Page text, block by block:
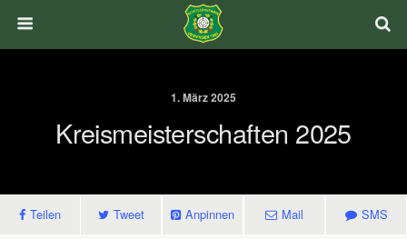
1. März 2025
Kreismeisterschaften 2025
Teilen Tweet Anpinnen Mail SMS